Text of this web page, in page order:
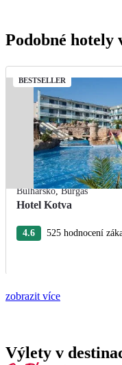
Podobné hotely
BESTSELLER
Bulharsko,Burgas
Hotel Kotva
4.6 525 hodnocení
zobrazit více
Výlety v